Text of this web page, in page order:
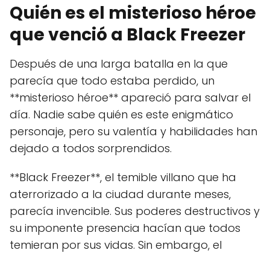
Quién es el misterioso héroe
que venció a Black Freezer
Después de una larga batalla en la que
parecía que todo estaba perdido, un
**misterioso héroe** apareció para salvar el
día. Nadie sabe quién es este enigmático
personaje, pero su valentía y habilidades han
dejado a todos sorprendidos.
**Black Freezer**, el temible villano que ha
aterrorizado a la ciudad durante meses,
parecía invencible. Sus poderes destructivos y
su imponente presencia hacían que todos
temieran por sus vidas. Sin embargo, el